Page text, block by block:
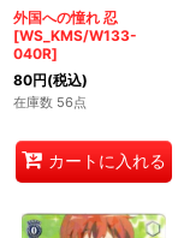
外国への憧れ 忍
[WS_KMS/W133-
040R]
80円(税込)
在庫数 56点
カートに入れる